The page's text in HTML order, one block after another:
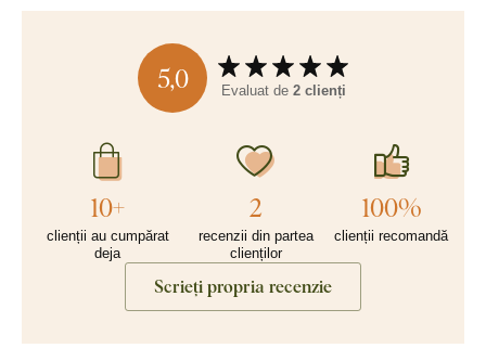
5,0 Evaluat de 2 clienți
10+
clienții au cumpărat
deja
2
recenzii din partea
clienților
100%
clienții recomandă
Scrieți propria recenzie